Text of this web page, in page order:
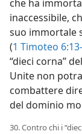
che ha
inaccessibile,
suo immortale
(1 Timoteo
“dieci corna”
Unite non
combattere
del dominio
30. Contro chi i